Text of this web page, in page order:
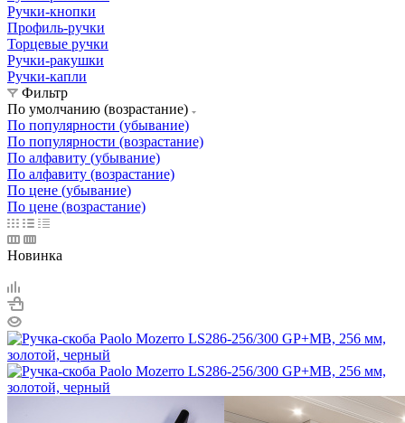
Ручки-кнопки
Профиль-ручки
Торцевые ручки
Ручки-ракушки
Ручки-капли
Фильтр
По умолчанию (возрастание)
По популярности (убывание)
По популярности (возрастание)
По алфавиту (убывание)
По алфавиту (возрастание)
По цене (убывание)
По цене (возрастание)
Новинка